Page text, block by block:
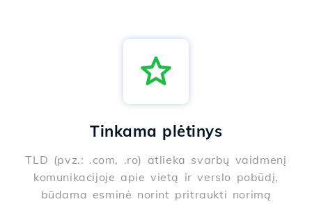
Tinkama plėtinys
TLD (pvz.: .com, .ro) atlieka svarbų vaidmenį
komunikacijoje apie vietą ir verslo pobūdį,
būdama esminė norint pritraukti norimą